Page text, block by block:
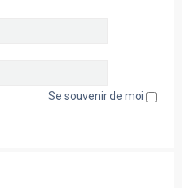
Se souvenir de moi